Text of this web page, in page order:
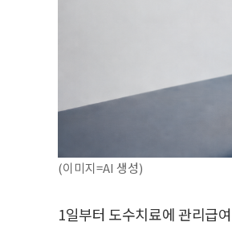
(이미지=AI 생성)
1일부터 도수치료에 관리급